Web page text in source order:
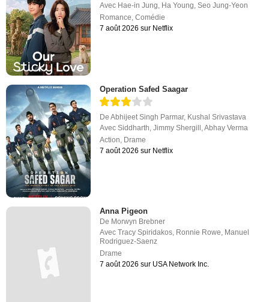
Avec Hae-in Jung, Ha Young,Seo Jung-Yeon
Romance,Comédie
7 août 2026 sur Netflix
Operation Safed Saagar
DeAbhijeet Singh Parmar, Kushal Srivastava
AvecSiddharth ,Jimmy Shergill ,Abhay Verma
Action Drame
7 août 2026 sur Netflix
Anna Pigeon
De Morwyn Brebner
AvecTracy Spiridakos, Ronnie Rowe, Manuel
Rodriguez-Saenz
Drame
7 août 2026 sur USA Network Inc.